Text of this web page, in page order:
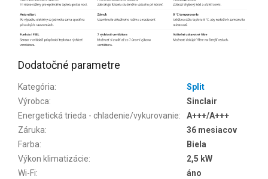
Dodatočné parametre
Kategória:
Split
Výrobca:
Sinclair
Energetická trieda - chladenie/vykurovanie:
A+++/A+++
Záruka:
36 mesiacov
Farba:
Biela
Výkon klimatizácie:
2,5 kW
Wi-Fi: áno